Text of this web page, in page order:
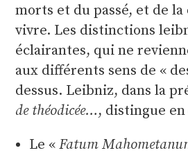
morts et du passé, et de
vivre. Les distinctions
éclairantes, qui ne
aux différents sens de «
dessus. Leibniz, dans la
de théodicée…, distingue
Le «Fatum